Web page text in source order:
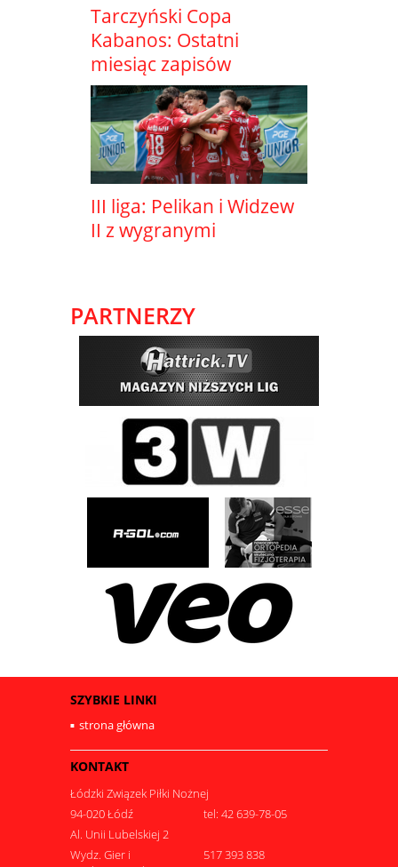
Tarczyński Copa
Kabanos: Ostatni
miesiąc zapisów
III liga: Pelikan i Widzew
II z wygranymi
PARTNERZY
SZYBKIE LINKI
strona główna
KONTAKT
Łódzki Związek Piłki Nożnej
94-020 Łódź
tel: 42 639-78-05
Al. Unii Lubelskiej 2
Wydz. Gier i
517 393 838